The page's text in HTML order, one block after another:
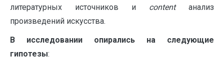
литературных источников и contentанализ
произведений искусства.
В исследовании опирались на следующие
гипотезы: